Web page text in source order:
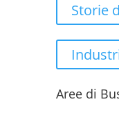
Storie
Aree di